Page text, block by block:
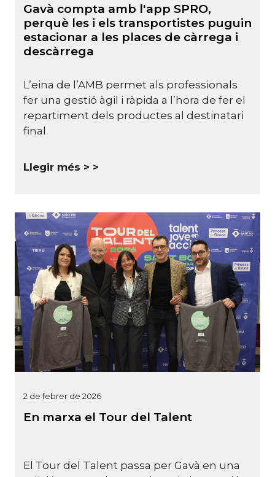
Gavà compta amb l'app SPRO,
perquè les i els transportistes puguin
estacionar a les places de càrrega i
descàrrega
L’eina de l’AMB permet als professionals
fer una gestió àgil i ràpida a l’hora de fer el
repartiment dels productes al destinatari
final
Llegir més >
2 de febrer de 2026
En marxa el Tour del Talent
El Tour del Talent passa per Gavà en una